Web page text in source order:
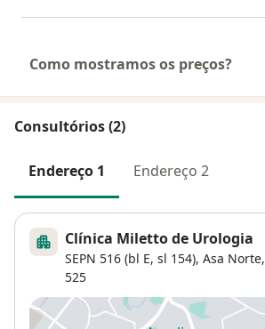
Como mostramos os preços?
Consultórios (2)
Endereço 1 Endereço 2
Clínica Miletto de Urologia
SEPN 516 (bl E, sl 154), Asa Norte,
525